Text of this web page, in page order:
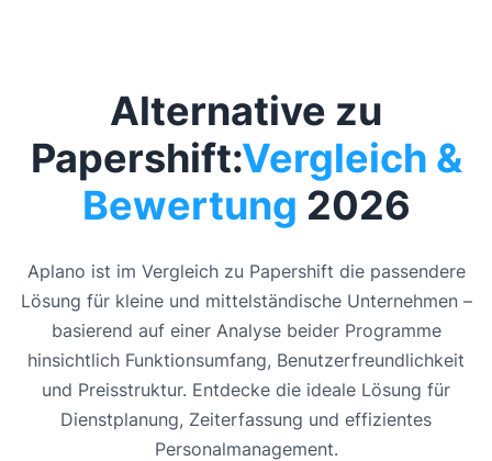
Alternative zu
Papershift:Vergleich &
Bewertung 2026
Aplano ist im Vergleich zu Papershift die passendere
Lösung für kleine und mittelständische Unternehmen –
basierend auf einer Analyse beider Programme
hinsichtlich Funktionsumfang, Benutzerfreundlichkeit
und Preisstruktur. Entdecke die ideale Lösung für
Dienstplanung, Zeiterfassung und effizientes
Personalmanagement.